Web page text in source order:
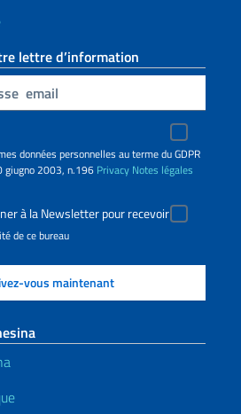
lettre d’information
données personnelles au terme du GDPR
giugno 2003, n.196 Privacy Notes légales
à la Newsletter pour recevoir
de ce bureau